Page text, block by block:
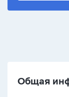
Общая